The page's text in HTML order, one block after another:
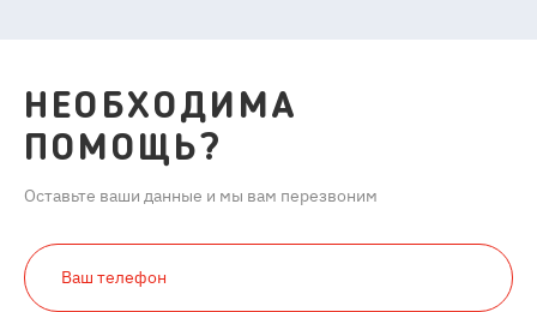
НЕОБХОДИМА
ПОМОЩЬ?
Оставьте ваши данные и мы вам перезвоним